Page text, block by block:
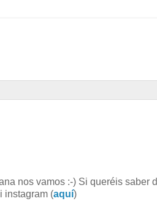
nos vamos :-) Si queréis saber
instagram (aquí)